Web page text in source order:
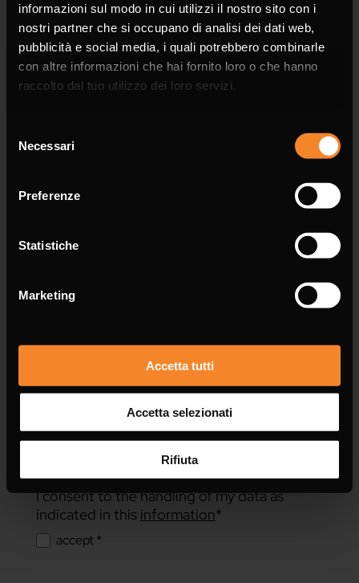
informazioni sul modo in cui utilizzi il nostro sito con i
nostri partner che si occupano di analisi dei dati web,
pubblicità e social media, i quali potrebbero combinarle
con altre informazioni che hai fornito loro o che hanno
raccolto dal tuo utilizzo dei loro servizi.
delNecessari
Preferenze
Statistiche
Marketing
Accetta tutti
Accetta selezionati
Rifiuta
Phone
I consent to the handling of my data as
indicated in this information*
accept *